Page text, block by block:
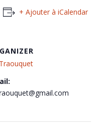
+ Ajouter à iCalendar